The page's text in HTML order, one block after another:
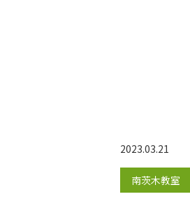
2023.03.21
南茨木教室